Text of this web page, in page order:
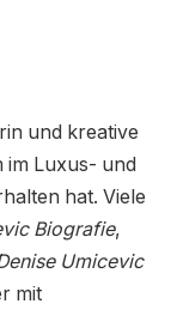
und kreative
im Luxus- und
hat. Viele
Biografie,
Umicevic
mit